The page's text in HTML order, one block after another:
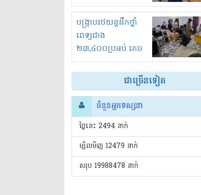
បាក់ច្រាំងទន្លេ និង
រំខានទាំងយប់ទាំងថ្ងៃ
បង្ក្រាបរថយន្តដឹកថ្នាំ
ពេទ្យជាង
២៣,៤០០ប្រអប់ គេច
ពន្ធនិងអត់ច្បាប់នាំ
ចូល!?
ជាច្រើនទៀត
ចំនួនអ្នកទស្សនា
ថ្ងៃនេះ​ 2494 នាក់
ម្សិលមិញ 12479 នាក់
សរុប 19988478 នាក់